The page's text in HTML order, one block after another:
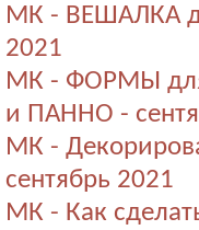
МК - ВЕШАЛКА
2021
МК - ФОРМЫ
и ПАННО -
МК -
сентябрь 2021
МК - Как